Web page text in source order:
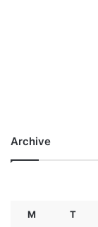
Archive
M T